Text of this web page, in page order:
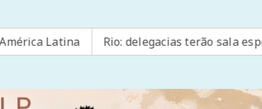
Rio: delegacias terão sala especial para